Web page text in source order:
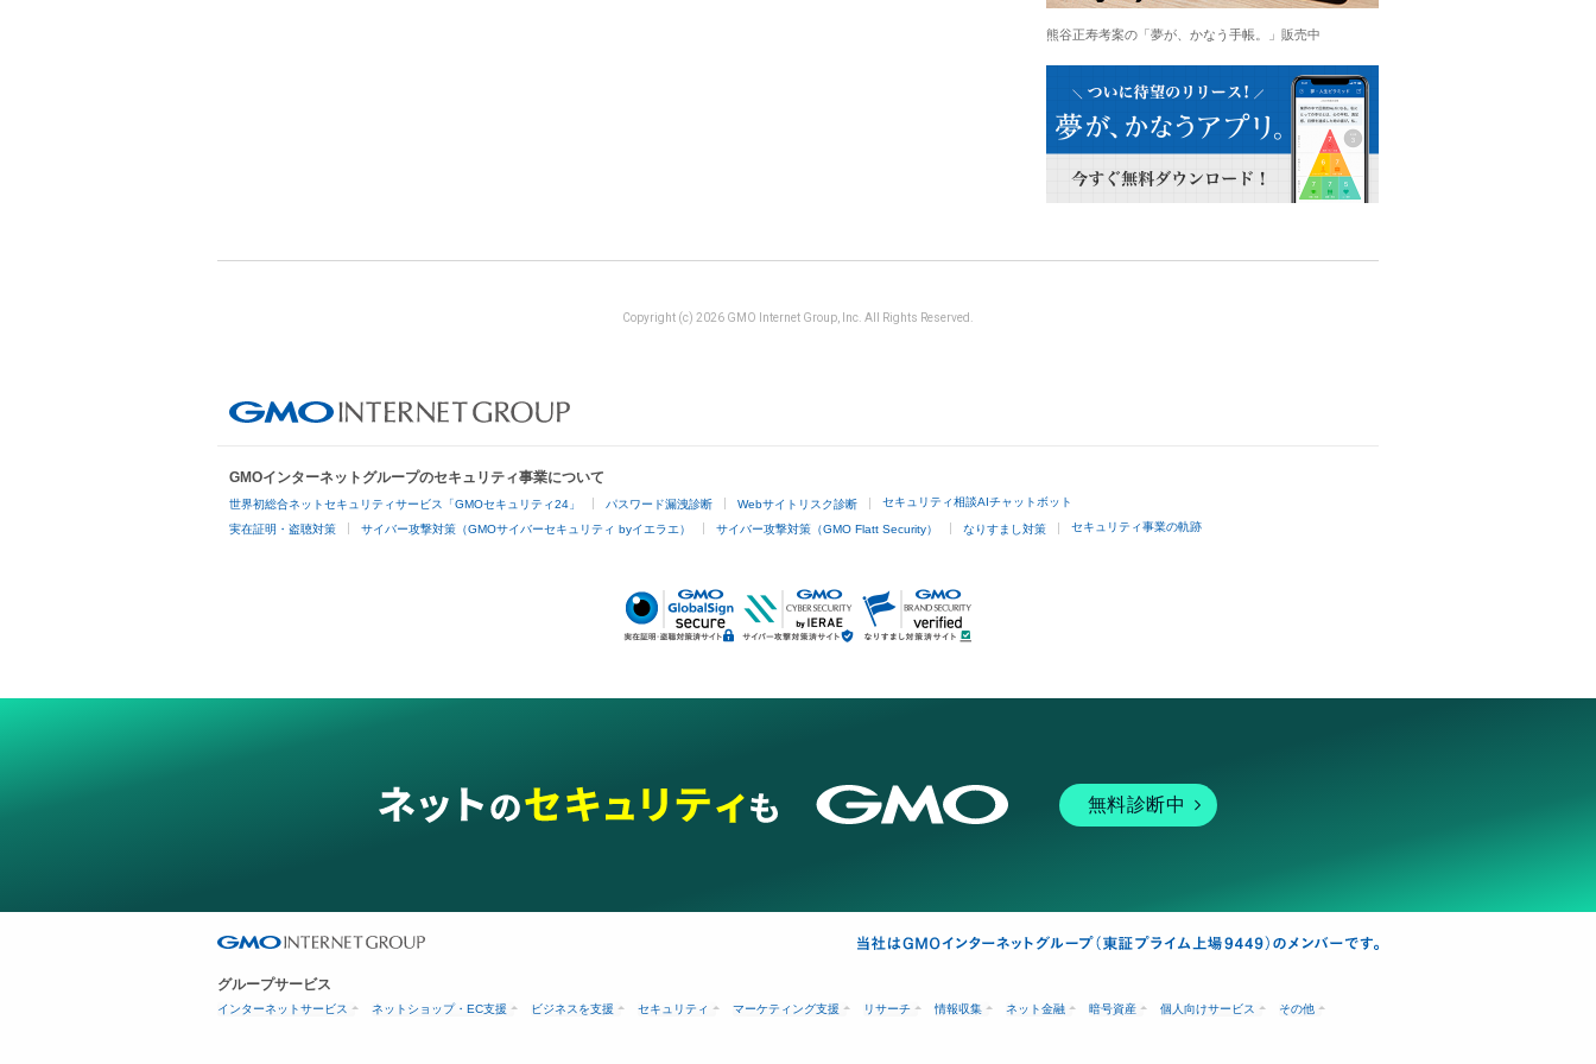
熊谷正寿考案の「夢が、かなう手帳。」販売中
Copyright (c) 2026 GMO Internet Group, Inc. All Rights Reserved.
GMOインターネットグループのセキュリティ事業について
世界初総合ネットセキュリティサービス「GMOセキュリティ24」 パスワード漏洩診断 Webサイトリスク診断 セキュリティ相談AIチャットボット
実在証明・盗聴対策 サイバー攻撃対策（GMOサイバーセキュリティ byイエラエ） サイバー攻撃対策（GMO Flatt Security） なりすまし対策 セキュリティ事業の軌跡
無料診断中
グループサービス
インターネットサービス ネットショップ・EC支援 ビジネスを支援 セキュリティ マーケティング支援 リサーチ 情報収集 ネット金融 暗号資産 個人向けサービス その他